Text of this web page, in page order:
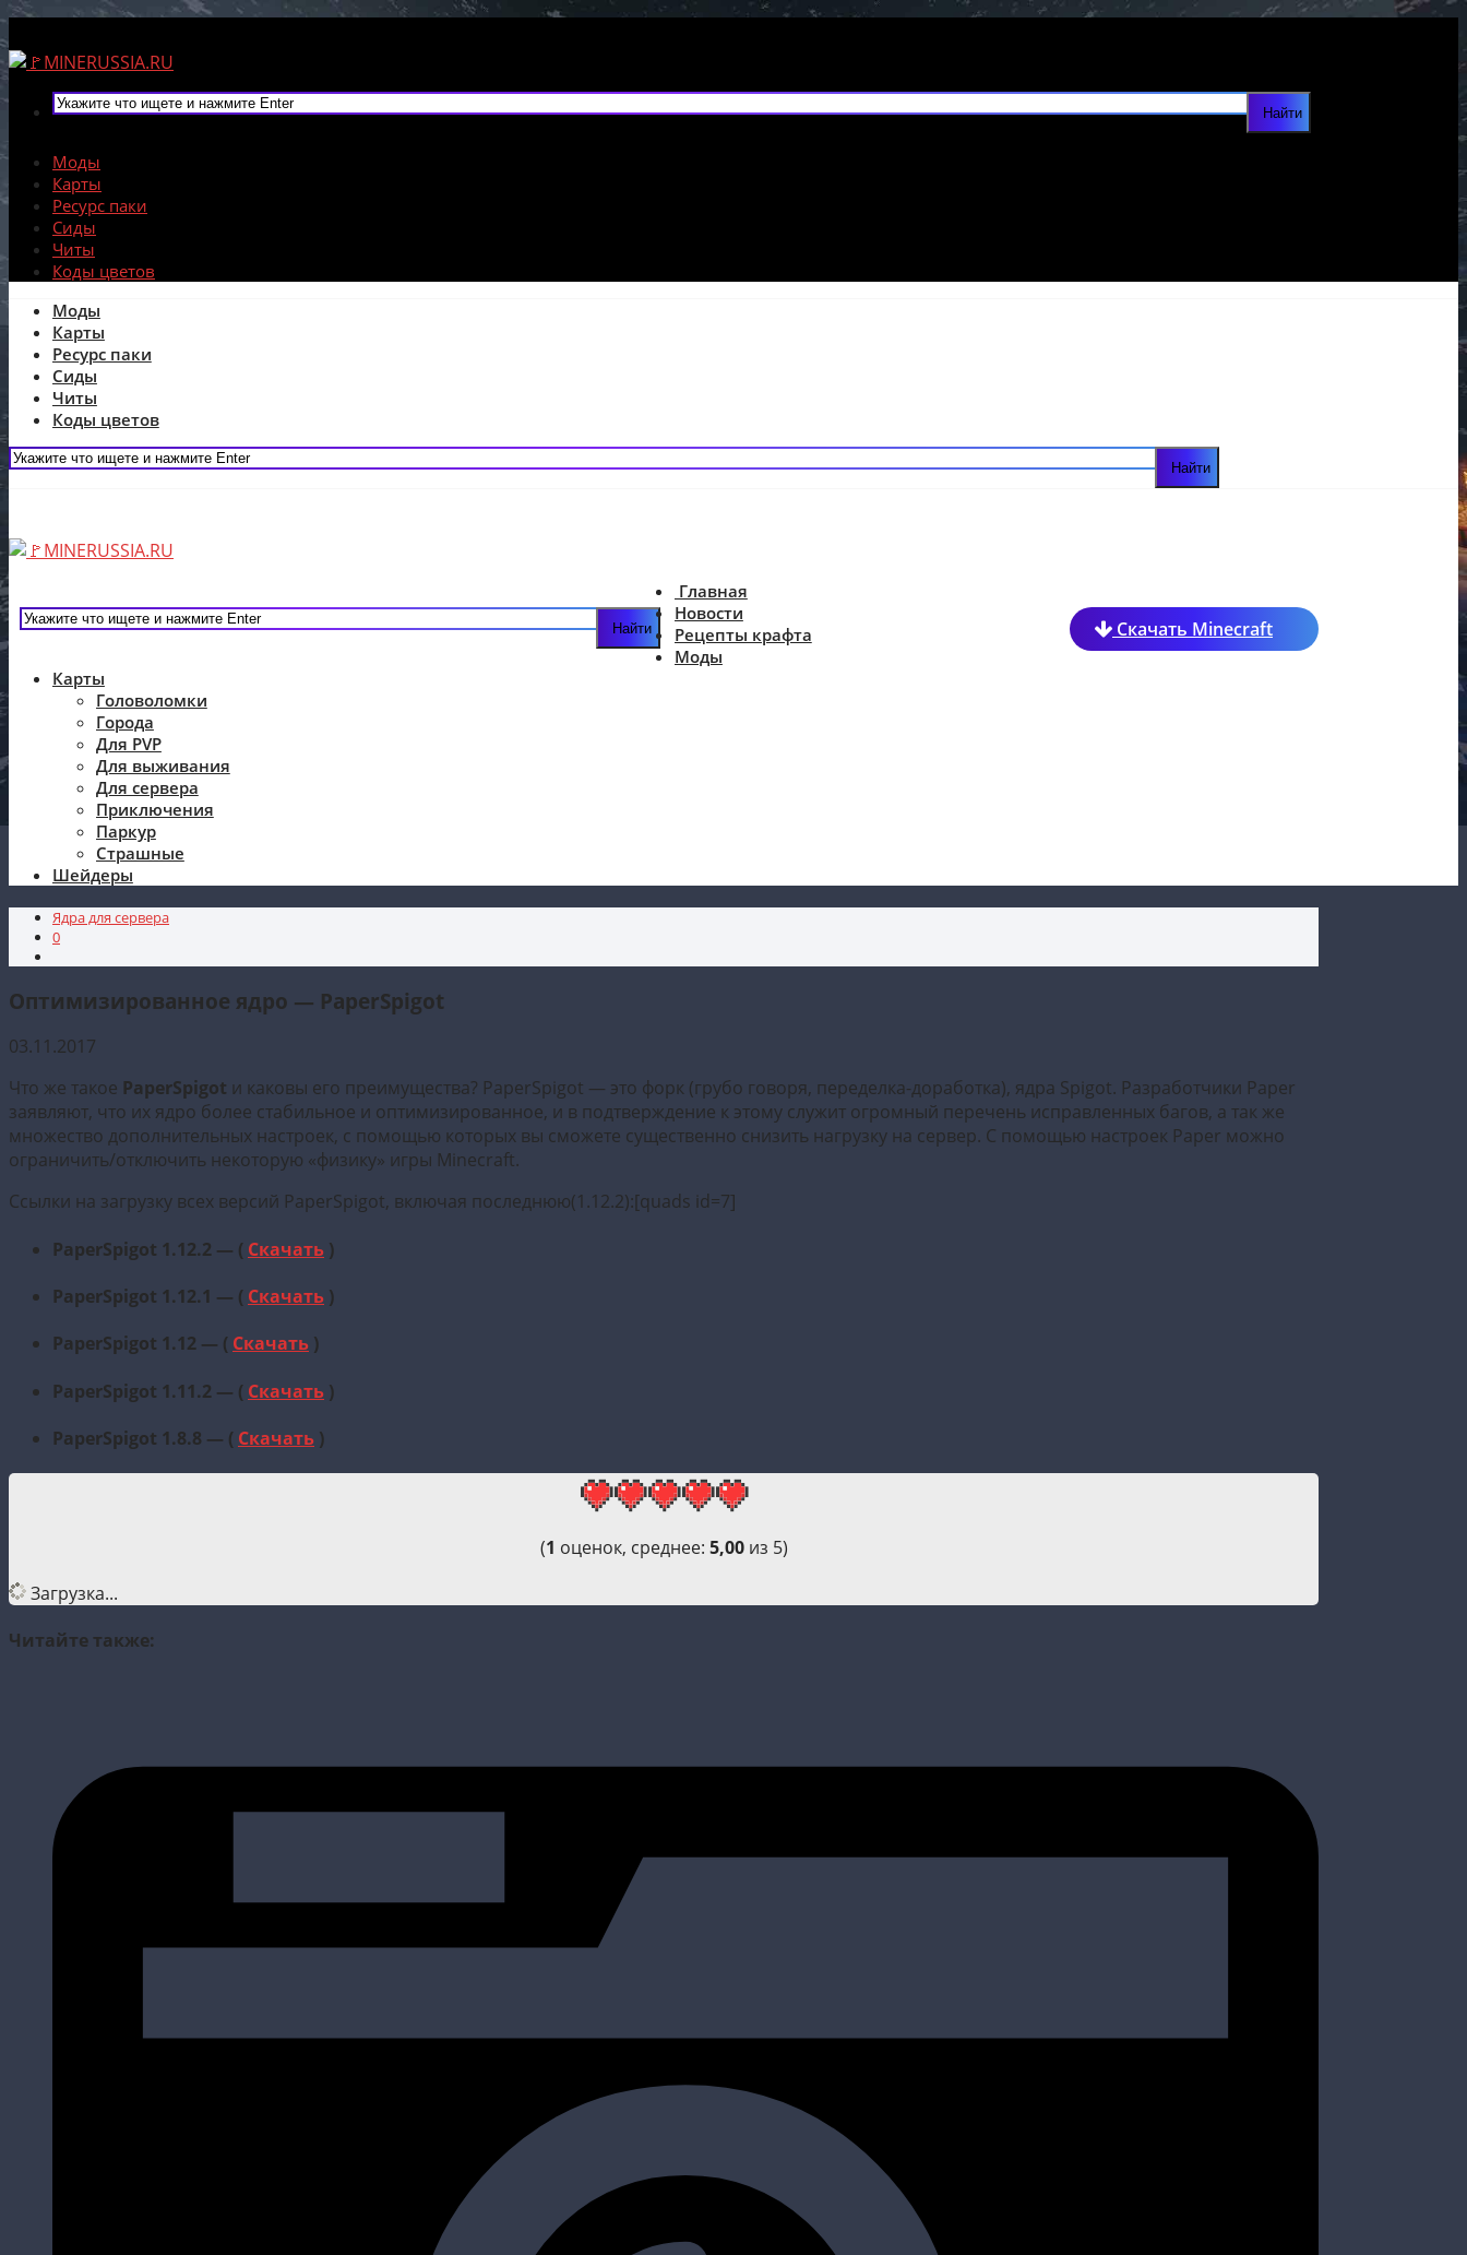
Моды
Карты
Ресурс паки
Сиды
Читы
Коды цветов
Моды
Карты
Ресурс паки
Сиды
Читы
Коды цветов
Скачать Minecraft
Главная
Новости
Рецепты крафта
Моды
Карты
Головоломки
Города
Для PVP
Для выживания
Для сервера
Приключения
Паркур
Страшные
Шейдеры
Ядра для сервера
0
Оптимизированное ядро — PaperSpigot
03.11.2017
Что же такое PaperSpigot и каковы его преимущества? PaperSpigot — это форк (грубо говоря, переделка-доработка), ядра Spigot. Разработчики Paper
заявляют, что их ядро более стабильное и оптимизированное, и в подтверждение к этому служит огромный перечень исправленных багов, а так же
множество дополнительных настроек, с помощью которых вы сможете существенно снизить нагрузку на сервер. С помощью настроек Paper можно
ограничить/отключить некоторую «физику» игры Minecraft.
Ссылки на загрузку всех версий PaperSpigot, включая последнюю(1.12.2):[quads id=7]
PaperSpigot 1.12.2 — ( Скачать )
PaperSpigot 1.12.1 — ( Скачать )
PaperSpigot 1.12 — ( Скачать )
PaperSpigot 1.11.2 — ( Скачать )
PaperSpigot 1.8.8 — ( Скачать )
(1 оценок, среднее: 5,00из 5)
Загрузка...
Читайте также: